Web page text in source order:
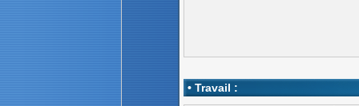
• Travail :